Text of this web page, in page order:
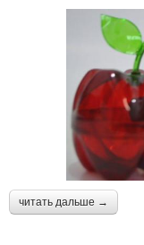
читать дальше →